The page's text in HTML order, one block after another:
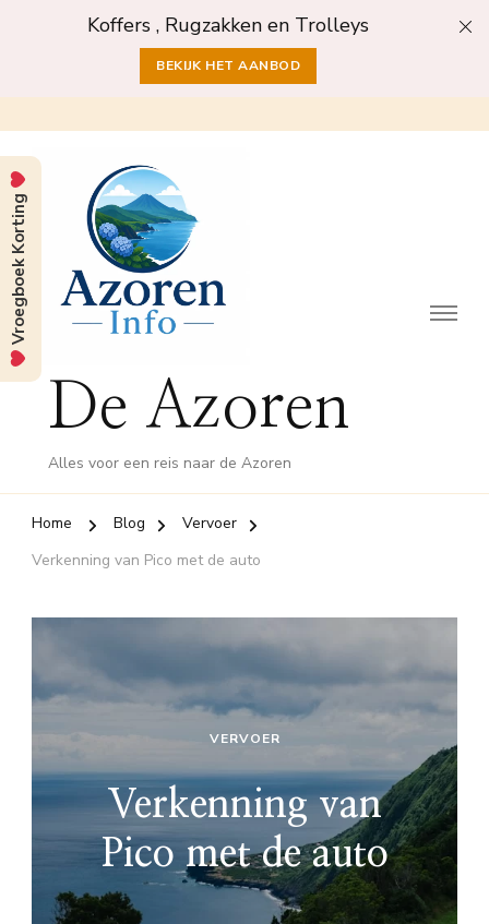
Koffers , Rugzakken en Trolleys
BEKIJK HET AANBOD
De Azoren
Alles voor een reis naar de Azoren
Home Blog
Vervoer
Verkenning van Pico met de auto
VERVOER
Verkenning van
Pico met de auto
Vroegboek Korting